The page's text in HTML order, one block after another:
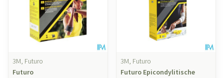
3M, Futuro
Futuro
3M, Futuro
Futuro Epicondylitische